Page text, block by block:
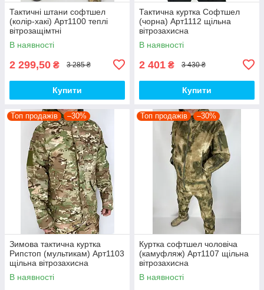
Тактичні штани софтшел
(колір-хакі) Арт1100 теплі
вітрозащімтні
водовідштовхувальні на флісі
топ
В наявності
2 299,50 ₴ 3 285 ₴
Купити
Тактична куртка Софтшел
(чорна) Арт1112 щільна
вітрозахисна
водовідштовхувальна на
флісі топ
В наявності
2 401 ₴ 3 430 ₴
Купити
Топ продажів –30%
Зимова тактична куртка
Рипстоп (мультикам) Арт1103
щільна вітрозахисна
водовідштовхувальна топ
В наявності
Топ продажів –30%
Куртка софтшел чоловіча
(камуфляж) Арт1107 щільна
вітрозахисна
водовідштовхувальна на
флісі топ
В наявності